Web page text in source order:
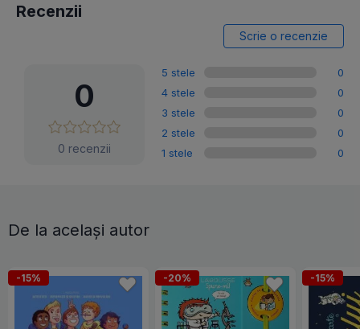
Recenzii
Scrie o recenzie
0
0 recenzii
5 stele
0
4 stele
0
3 stele
0
2 stele
0
1 stele
0
De la același autor
-15% -20% -15%